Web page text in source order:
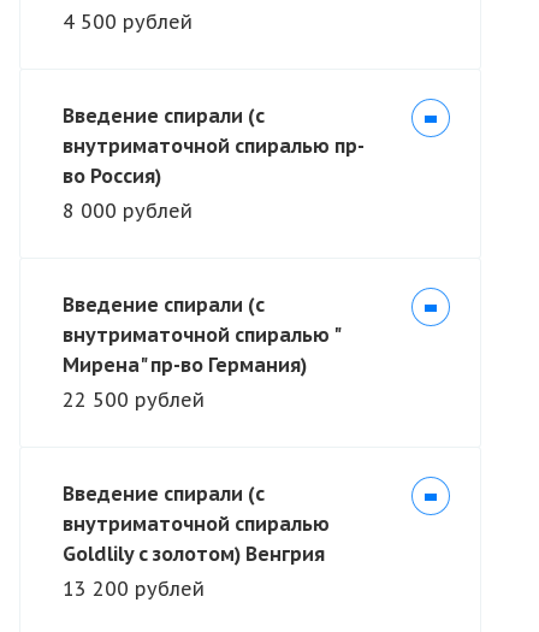
4 500 рублей
Введение спирали (с
внутриматочной спиралью пр-
во Россия)
8 000 рублей
Введение спирали (с
внутриматочной спиралью "
Мирена" пр-во Германия)
22 500 рублей
Введение спирали (с
внутриматочной спиралью
Goldlily c золотом) Венгрия
13 200 рублей